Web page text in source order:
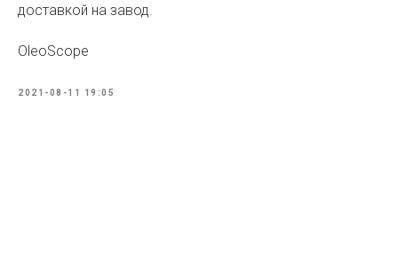
доставкой на завод.
OleoScope
2021-08-11 19:05